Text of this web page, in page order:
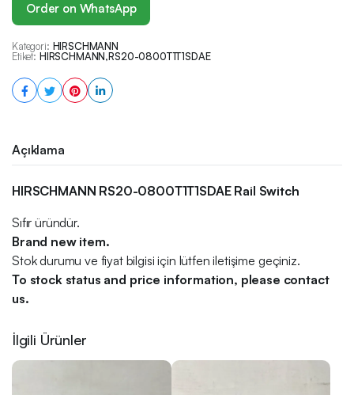
Order on WhatsApp
Kategori: HIRSCHMANN
Etiket: HIRSCHMANN,RS20-0800T1T1SDAE
Açıklama
HIRSCHMANN RS20-0800T1T1SDAE Rail Switch
Sıfır üründür.
Brand new item.
Stok durumu ve fiyat bilgisi için lütfen iletişime geçiniz.
To stock status and price information, please contact
us.
İlgili Ürünler